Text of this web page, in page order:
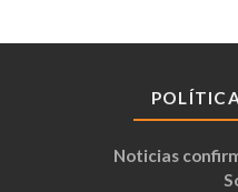
Noticias